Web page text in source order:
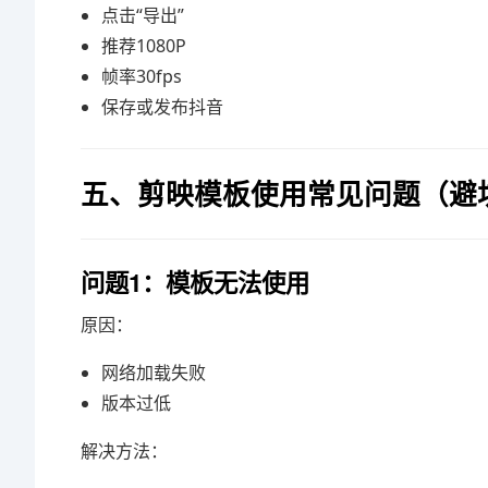
点击“导出”
推荐1080P
帧率30fps
保存或发布抖音
五、剪映模板使用常见问题（避
问题1：模板无法使用
原因：
网络加载失败
版本过低
解决方法：